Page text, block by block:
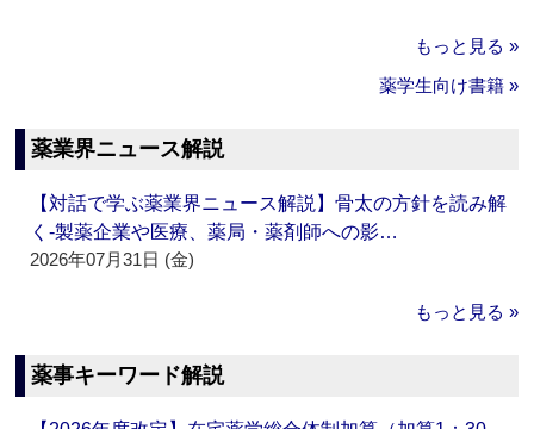
もっと見る »
薬学生向け書籍 »
薬業界ニュース解説
【対話で学ぶ薬業界ニュース解説】骨太の方針を読み解
く‐製薬企業や医療、薬局・薬剤師への影…
2026年07月31日 (金)
もっと見る »
薬事キーワード解説